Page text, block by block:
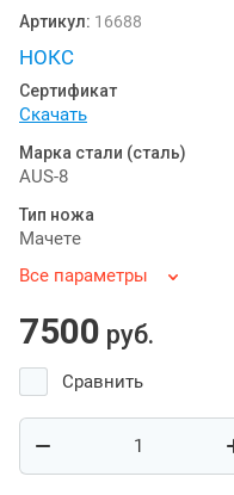
Артикул: 16688
НОКС
Сертификат
Скачать
Марка стали (сталь)
AUS-8
Тип ножа
Мачете
Все параметры
7500 руб.
Сравнить